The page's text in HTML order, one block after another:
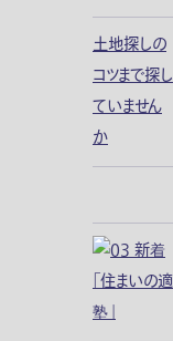
土地探しの
コツまで探し
ていません
か